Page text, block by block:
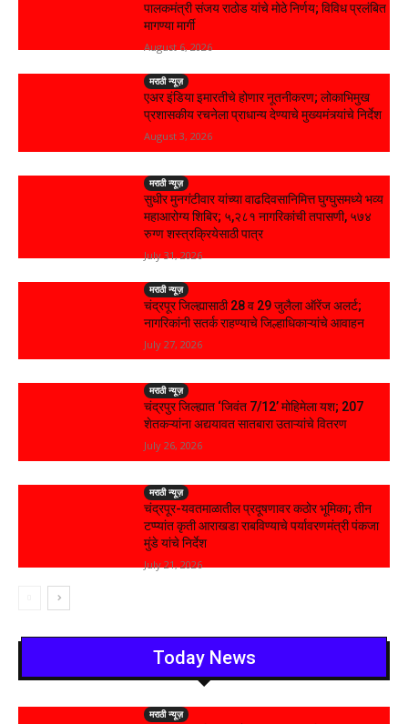
पालकमंत्री संजय राठोड यांचे मोठे निर्णय; विविध प्रलंबित
मागण्या मार्गी
August 6, 2026
मराठी न्यूज़
एअर इंडिया इमारतीचे होणार नूतनीकरण; लोकाभिमुख
प्रशासकीय रचनेला प्राधान्य देण्याचे मुख्यमंत्र्यांचे निर्देश
August 3, 2026
मराठी न्यूज़
सुधीर मुनगंटीवार यांच्या वाढदिवसानिमित्त घुग्घुसमध्ये भव्य
महाआरोग्य शिबिर; ५,२८१ नागरिकांची तपासणी, ५७४
रुग्ण शस्त्रक्रियेसाठी पात्र
July 31, 2026
मराठी न्यूज़
चंद्रपूर जिल्ह्यासाठी 28 व 29 जुलैला ऑरेंज अलर्ट;
नागरिकांनी सतर्क राहण्याचे जिल्हाधिकाऱ्यांचे आवाहन
July 27, 2026
मराठी न्यूज़
चंद्रपुर जिल्ह्यात ‘जिवंत 7/12’ मोहिमेला यश; 207
शेतकऱ्यांना अद्ययावत सातबारा उताऱ्यांचे वितरण
July 26, 2026
मराठी न्यूज़
चंद्रपूर-यवतमाळातील प्रदूषणावर कठोर भूमिका; तीन
टप्प्यांत कृती आराखडा राबविण्याचे पर्यावरणमंत्री पंकजा
मुंडे यांचे निर्देश
July 21, 2026
Today News
मराठी न्यूज़